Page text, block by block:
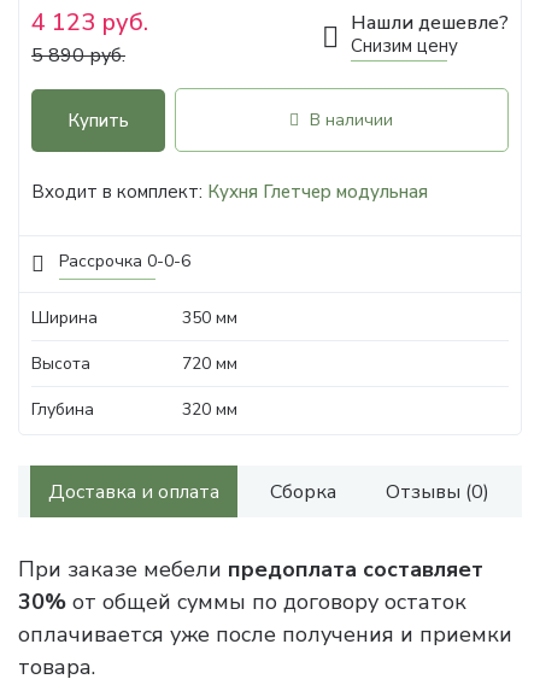
Рассрочка 0-0-6
4 123 руб.
5 890 руб.
Нашли дешевле?
Снизим цену
Купить В наличии
Входит в комплект: Кухня Глетчер модульная
Ширина
350 мм
Высота
720 мм
Глубина
320 мм
Доставка и оплата Сборка Отзывы (0)
При заказе мебели предоплата составляет
30% от общей суммы по договору остаток
оплачивается уже после получения и приемки
товара.